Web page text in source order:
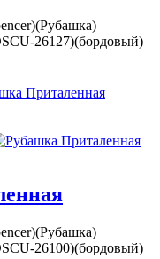
26127)(бордовый)
26100)(бордовый)